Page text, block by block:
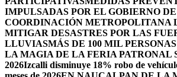
IMPULSADAS POR EL GOBIERNO
COORDINACIÓN METROPOLITANA
MITIGAR DESASTRES POR LAS
LLUVIASMÁS DE 100 MIL
LA MAGIA DE LA FERIA PATRONAL
2026Izcalli disminuye 18% robo de